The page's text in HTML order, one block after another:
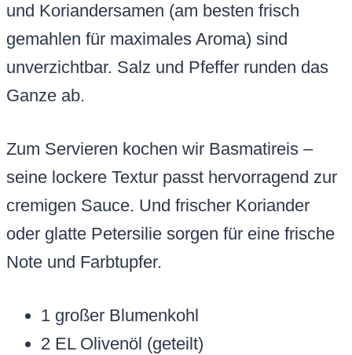
und Koriandersamen (am besten frisch
gemahlen für maximales Aroma) sind
unverzichtbar. Salz und Pfeffer runden das
Ganze ab.
Zum Servieren kochen wir Basmatireis –
seine lockere Textur passt hervorragend zur
cremigen Sauce. Und frischer Koriander
oder glatte Petersilie sorgen für eine frische
Note und Farbtupfer.
1 großer Blumenkohl
2 EL Olivenöl (geteilt)